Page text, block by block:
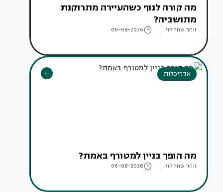
מה קורה לנוף כשהעיירה מתרוקנת
מתושביה?
זוהר שחר לוי 06-08-2026
אדריכלות
מה הופך בניין למטורף באמת?
זוהר שחר לוי 06-08-2026